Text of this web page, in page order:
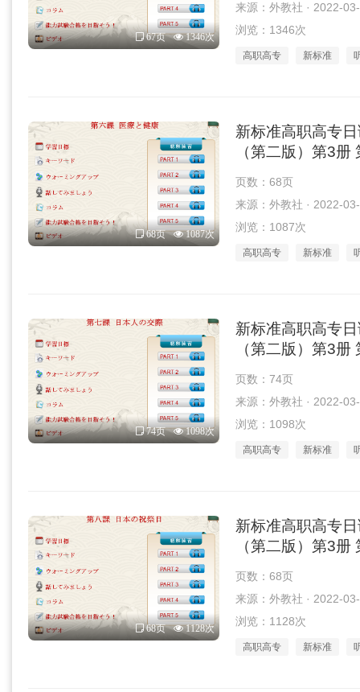
67页 1346次
来源：外教社 · 2022-
浏览：1346次
高职高专 新标准
68页 1087次
新标准高职高专
（第二版）第3
页数：68页
来源：外教社 · 2022-
浏览：1087次
高职高专 新标准
74页 1098次
新标准高职高专
（第二版）第3
页数：74页
来源：外教社 · 2022-
浏览：1098次
高职高专 新标准
68页 1128次
新标准高职高专
（第二版）第3
页数：68页
来源：外教社 · 2022-
浏览：1128次
高职高专 新标准